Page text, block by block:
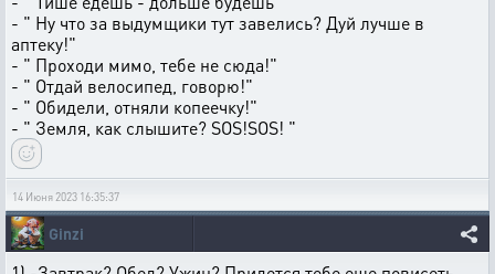
- " Ну что за выдумщики тут завелись? Дуй лучше в
аптеку!"
- " Проходи мимо, тебе не сюда!"
- " Отдай велосипед, говорю!"
- " Обидели, отняли копеечку!"
- " Земля, как слышите? SOS!SOS! "
14 Июня 2023 16:35:37
Ginzi